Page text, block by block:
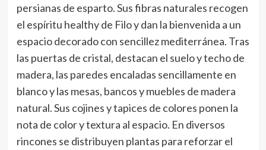
persianas de esparto. Sus fibras naturales recogen
el espíritu healthy de Filo y dan la bienvenida a un
espacio decorado con sencillez mediterránea. Tras
las puertas de cristal, destacan el suelo y techo de
madera, las paredes encaladas sencillamente en
blanco y las mesas, bancos y muebles de madera
natural. Sus cojines y tapices de colores ponen la
nota de color y textura al espacio. En diversos
rincones se distribuyen plantas para reforzar el